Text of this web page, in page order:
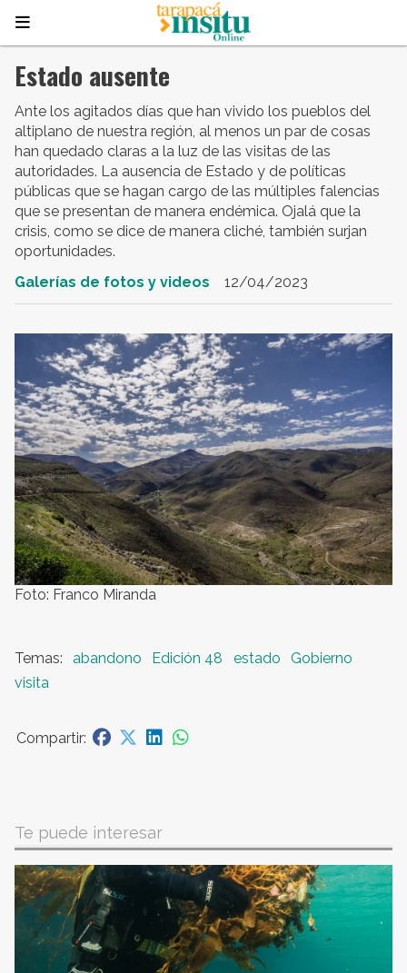
Estado ausente
Ante los agitados días que han vivido los pueblos del
altiplano de nuestra región, al menos un par de cosas
han quedado claras a la luz de las visitas de las
autoridades. La ausencia de Estado y de políticas
públicas que se hagan cargo de las múltiples falencias
que se presentan de manera endémica. Ojalá que la
crisis, como se dice de manera cliché, también surjan
oportunidades.
Galerías de fotos y videos
12/04/2023
Foto: Franco Miranda
abandono Edición 48 estado
Gobierno
visita
Te puede interesar